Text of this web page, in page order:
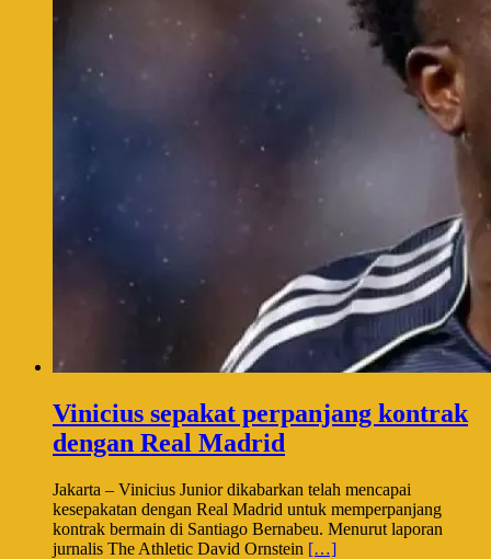
Vinicius sepakat perpanjang kontrak
dengan Real Madrid
Jakarta – Vinicius Junior dikabarkan telah mencapai
kesepakatan dengan Real Madrid untuk memperpanjang
kontrak bermain di Santiago Bernabeu. Menurut laporan
jurnalis The Athletic David Ornstein […]